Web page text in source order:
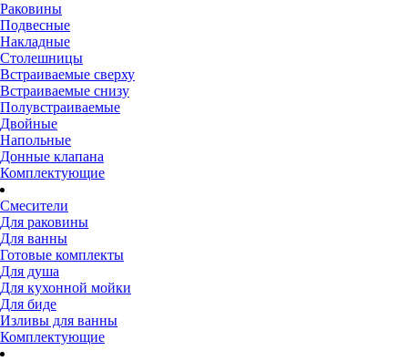
Раковины
Подвесные
Накладные
Столешницы
Встраиваемые сверху
Встраиваемые снизу
Полувстраиваемые
Двойные
Напольные
Донные клапана
Комплектующие
Смесители
Для раковины
Для ванны
Готовые комплекты
Для душа
Для кухонной мойки
Для биде
Изливы для ванны
Комплектующие